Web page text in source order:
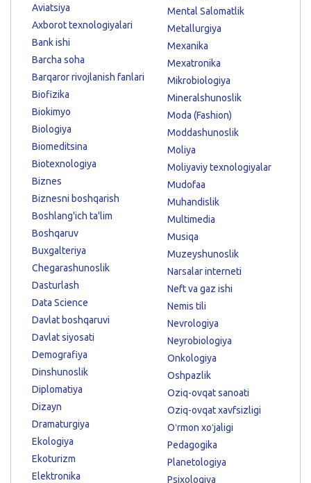
Aviatsiya
Axborot texnologiyalari
Bank ishi
Barcha soha
Barqaror rivojlanish fanlari
Biofizika
Biokimyo
Biologiya
Biomeditsina
Biotexnologiya
Biznes
Biznesni boshqarish
Boshlang'ich ta'lim
Boshqaruv
Buxgalteriya
Chegarashunoslik
Dasturlash
Data Science
Davlat boshqaruvi
Davlat siyosati
Demografiya
Dinshunoslik
Diplomatiya
Dizayn
Dramaturgiya
Ekologiya
Ekoturizm
Elektronika
Mental Salomatlik
Metallurgiya
Mexanika
Mexatronika
Mikrobiologiya
Mineralshunoslik
Moda (Fashion)
Moddashunoslik
Moliya
Moliyaviy texnologiyalar
Mudofaa
Muhandislik
Multimedia
Musiqa
Muzeyshunoslik
Narsalar interneti
Neft va gaz ishi
Nemis tili
Nevrologiya
Neyrobiologiya
Onkologiya
Oshpazlik
Oziq-ovqat sanoati
Oziq-ovqat xavfsizligi
Oʻrmon xoʻjaligi
Pedagogika
Planetologiya
Psixologiya